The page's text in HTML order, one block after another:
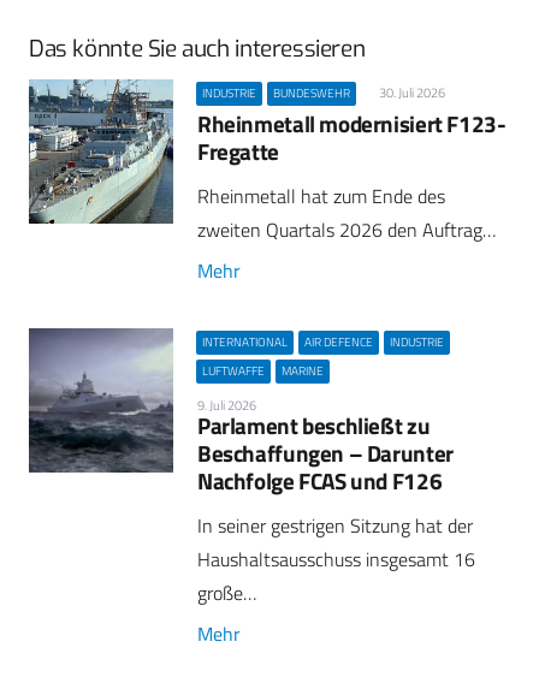
Das könnte Sie auch interessieren
INDUSTRIE BUNDESWEHR 30. Juli 2026
Rheinmetall modernisiert F123-
Fregatte
Rheinmetall hat zum Ende des
zweiten Quartals 2026 den Auftrag…
Mehr
INTERNATIONAL AIR DEFENCE
INDUSTRIE
LUFTWAFFE
MARINE
9. Juli 2026
Parlament beschließt zu
Beschaffungen – Darunter
Nachfolge FCAS und F126
In seiner gestrigen Sitzung hat der
Haushaltsausschuss insgesamt 16
große…
Mehr